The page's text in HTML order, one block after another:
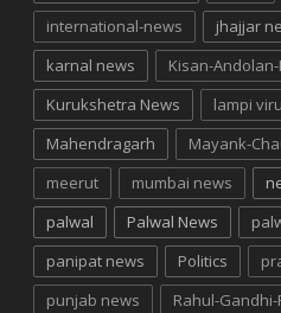
international-news
jhajjar
karnal news
Kisan-
Kurukshetra News
lampi
Mahendragarh
Mayank-
meerut
mumbai news
palwal
Palwal News
panipat news
Politics
punjab news
Rahul-